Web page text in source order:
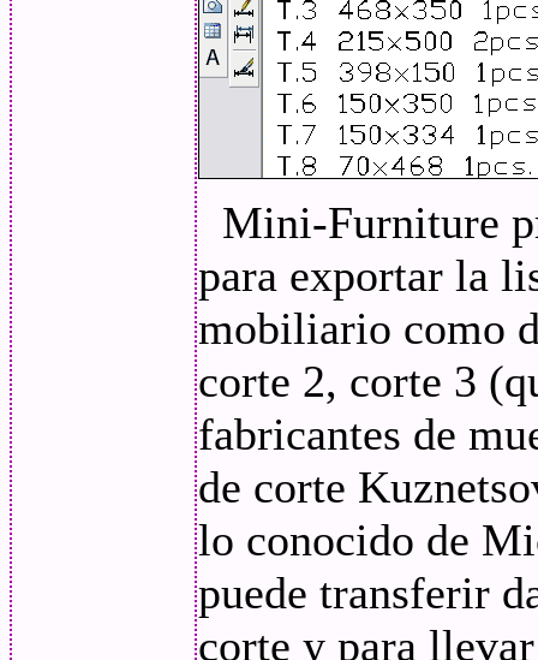
Mini-Furniture
para exportar la
mobiliario como
corte 2, corte 3
fabricantes de
de corte
lo conocido de
puede transferir
corte y para